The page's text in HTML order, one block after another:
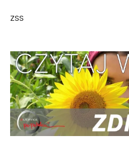
ZSS